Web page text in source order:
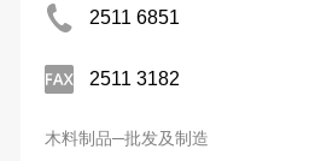
2511 6851
2511 3182
木料制品─批发及制造